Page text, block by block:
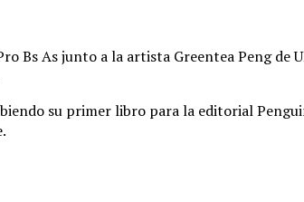
Bs As junto a la artista Greentea Peng
su primer libro para la editorial